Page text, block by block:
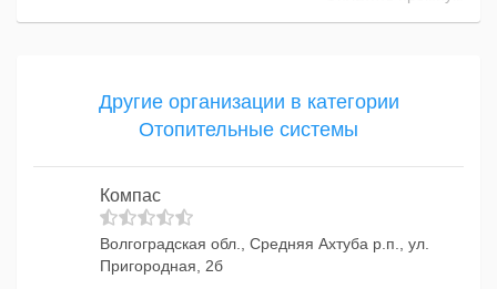
Другие организации в категории
Отопительные системы
Компас
Волгоградская обл., Средняя Ахтуба р.п., ул.
Пригородная, 2б